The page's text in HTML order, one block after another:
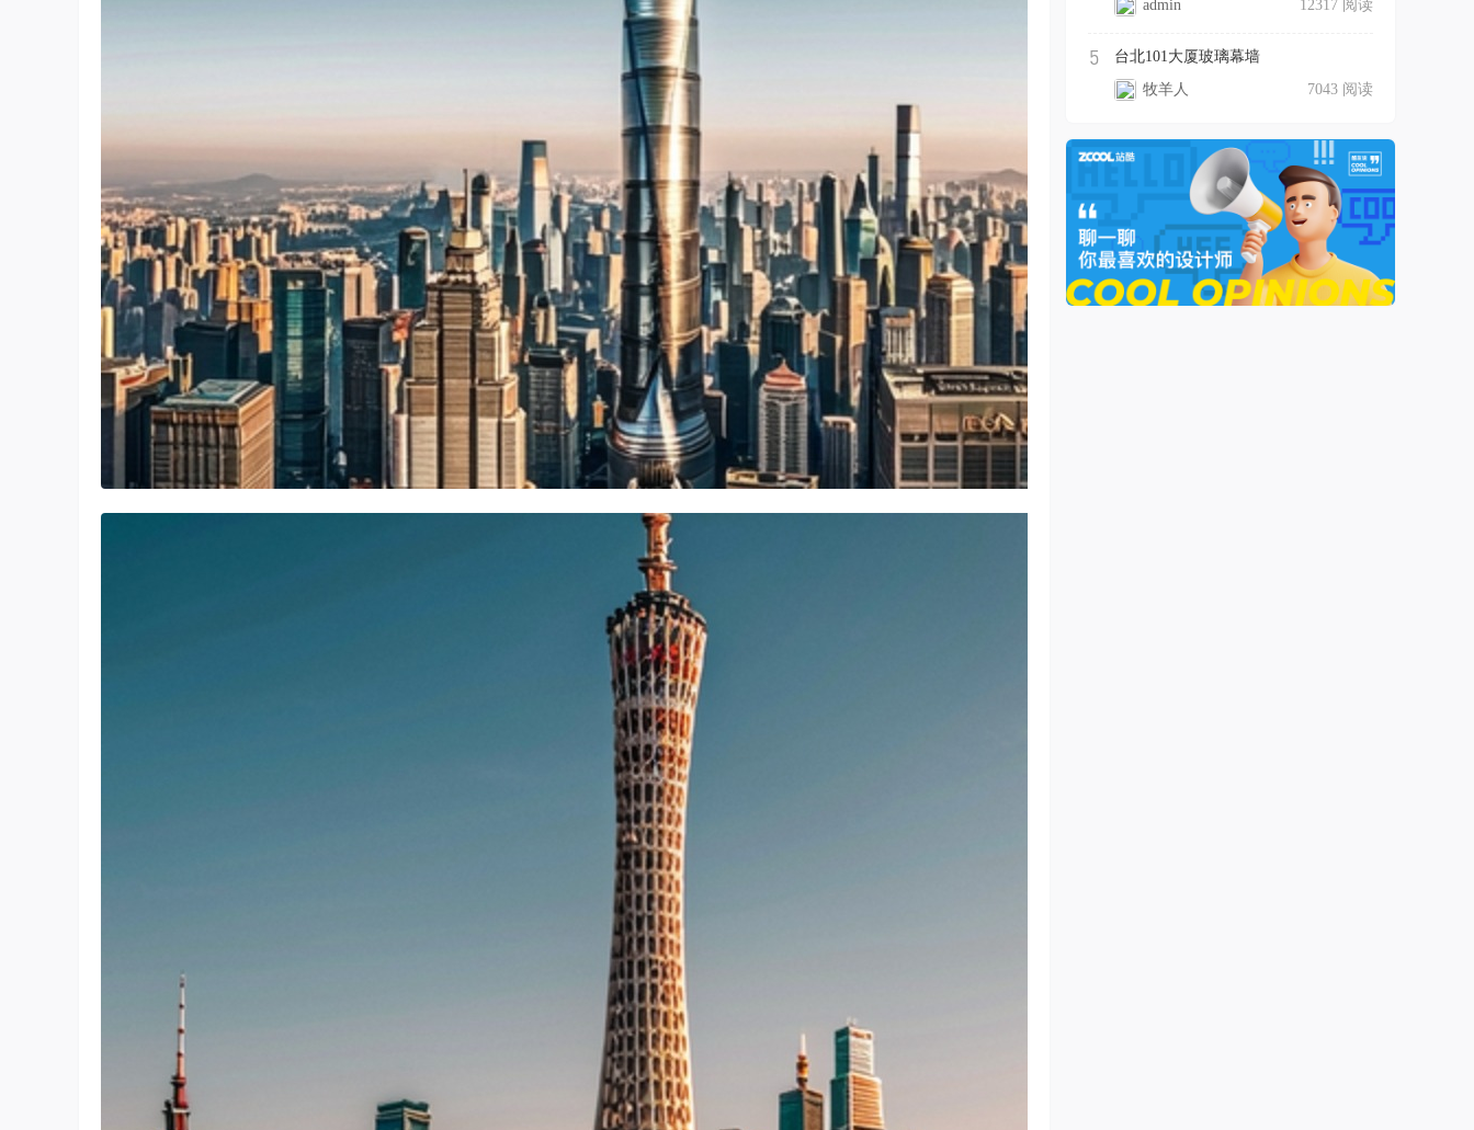
12317 阅读
admin
5
台北101大厦玻璃幕墙
7043 阅读
牧羊人